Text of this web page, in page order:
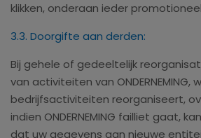
klikken, onderaan ieder
3.3. Doorgifte aan derden:
Bij gehele of gedeeltelijk
van activiteiten van ONDERNEMING,
bedrijfsactiviteiten reorganiseert,
indien ONDERNEMING failliet gaat,
dat uw gegevens aan nieuwe